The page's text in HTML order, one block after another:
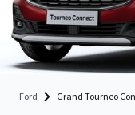
Ford Grand Tourneo